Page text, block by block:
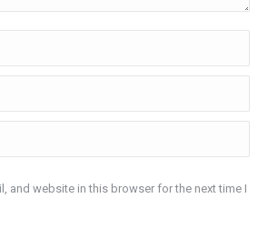
and website in this browser for the next time I